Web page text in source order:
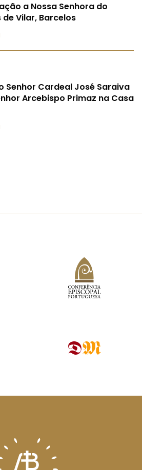
a Nossa Senhora do
Vilar, Barcelos
Senhor Cardeal José Saraiva
Arcebispo Primaz na Casa